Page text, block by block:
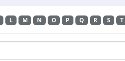
L M N O P Q R S T